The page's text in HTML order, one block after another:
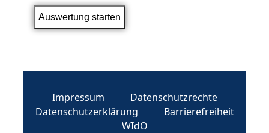
Impressum
Datenschutzrechte
Datenschutzerklärung
Barrierefreiheit
WIdO